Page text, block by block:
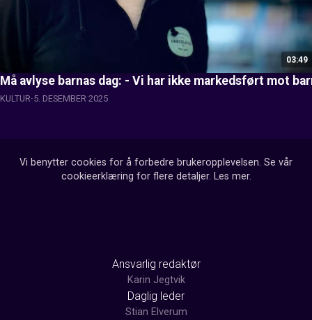
03:49
Må avlyse barnas dag: - Vi har ikke markedsført mot
KULTUR 5. DESEMBER 2025
Vi benytter cookies for å forbedre brukeropplevelsen. Se vår
cookieerklæring for flere detaljer. Les mer.
Ansvarlig redaktør
Karin Jegtvik
Daglig leder
Stian Elverum